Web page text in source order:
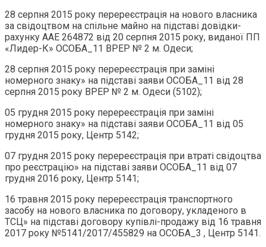
28 серпня 2015 року перереєстрація на нового власника
за свідоцтвом на спільне майно на підставі довідки-
рахунку ААЕ 264872 від 20 серпня 2015 року, виданої ПП
«Лидер-К» ОСОБА_11 ВРЕР № 2 м. Одеси;
28 серпня 2015 року перереєстрація при заміні
номерного знаку» на підставі заяви ОСОБА_11 від 28
серпня 2015 року ВРЕР № 2 м. Одеси (5102);
05 грудня 2015 року перереєстрація при заміні
номерного знаку» на підставі заяви ОСОБА_11 від 05
грудня 2015 року, Центр 5142;
07 грудня 2015 року перереєстрація при втраті свідоцтва
про реєстрацію» на підставі заяви ОСОБА_11 від 07
грудня 2016 року, Центр 5141;
16 травня 2015 року перереєстрація транспортного
засобу на нового власника по договору, укладеного в
ТСЦ» на підставі договору купівлі-продажу від 16 травня
2017 року №5141/2017/455829 на ОСОБА_3 , Центр 5141.